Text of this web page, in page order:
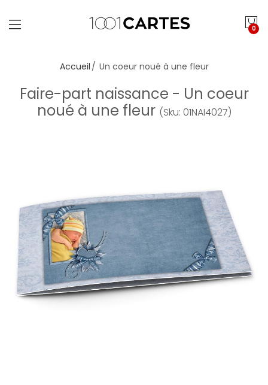
0
Accueil Un coeur noué à une fleur
Faire-part naissance - Un coeur
noué à une fleur (Sku: 01NAI4027)